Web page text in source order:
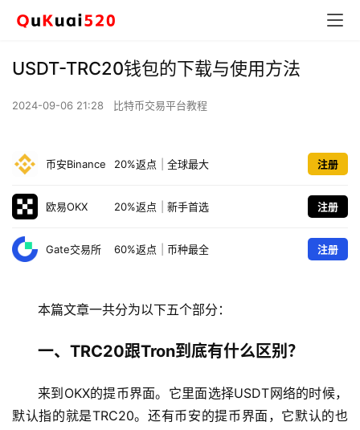
USDT-TRC20钱包的下载与使用方法
2024-09-06 21:28 比特币交易平台教程
币安Binance 20%返点 全球最大 注册
欧易OKX 20%返点 新手首选 注册
Gate交易所 60%返点 币种最全 注册
本篇文章一共分为以下五个部分：
一、TRC20跟Tron到底有什么区别？
来到OKX的提币界面。它里面选择USDT网络的时候，
默认指的就是TRC20。还有币安的提币界面，它默认的也